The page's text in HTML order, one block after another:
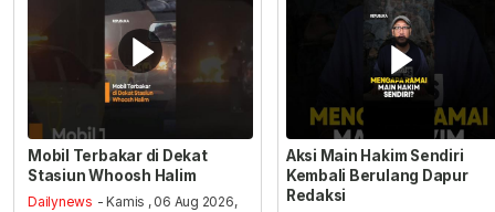
Mobil Terbakar di Dekat
Stasiun Whoosh Halim
Dailynews - Kamis , 06 Aug 2026,
Aksi Main Hakim Sendiri
Kembali Berulang Dapur
Redaksi